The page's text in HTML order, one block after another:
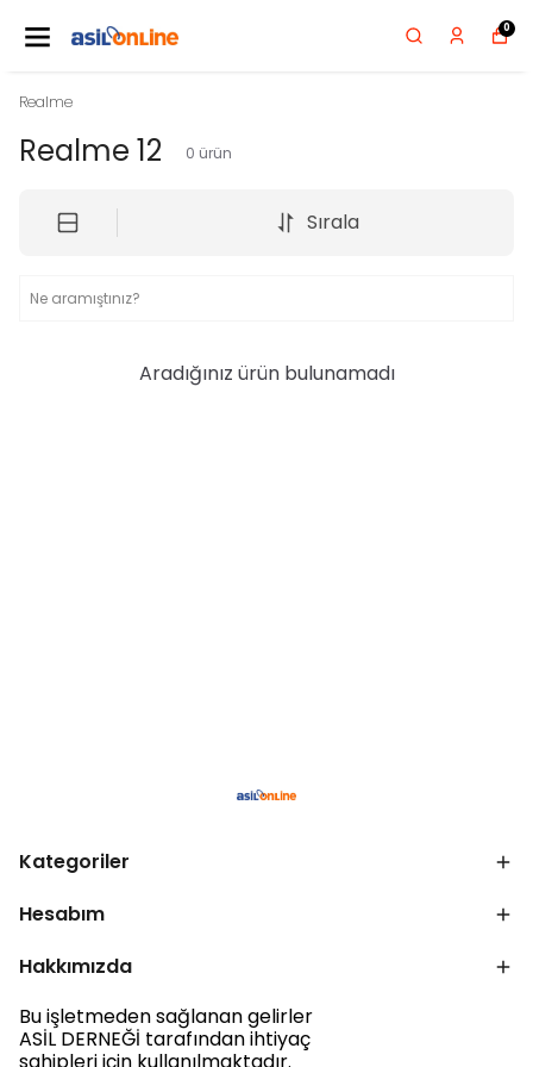
0
Realme
Realme 12 0 ürün
Sırala
Aradığınız ürün bulunamadı
Kategoriler
Hesabım
Hakkımızda
Bu işletmeden sağlanan gelirler
ASİL DERNEĞİ tarafından ihtiyaç